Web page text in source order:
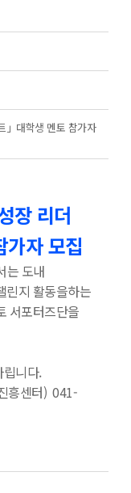
」대학생 멘토 참가자
장 리더
가자 모집
는 도내
린지 활동을하는
서포터즈단을
니다.
흥센터) 041-